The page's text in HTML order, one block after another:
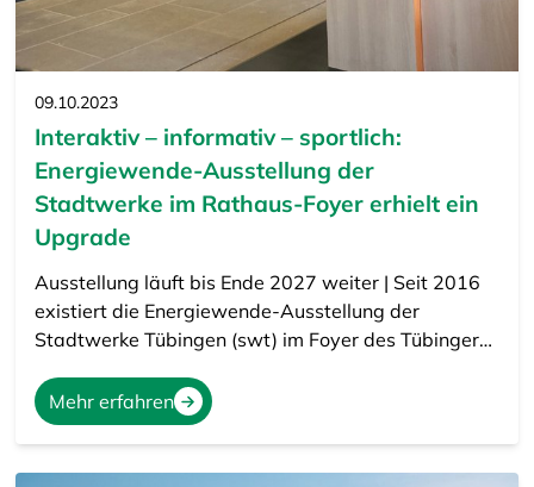
09.10.2023
Interaktiv – informativ – sportlich:
Energiewende-Ausstellung der
Stadtwerke im Rathaus-Foyer erhielt ein
Upgrade
Ausstellung läuft bis Ende 2027 weiter | Seit 2016
existiert die Energiewende-Ausstellung der
Stadtwerke Tübingen (swt) im Foyer des Tübinger…
Mehr erfahren